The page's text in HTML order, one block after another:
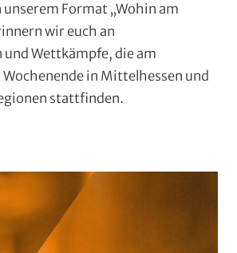
unserem Format „Wohin am
wir euch an
Wettkämpfe, die am
in Mittelhessen und
stattfinden.